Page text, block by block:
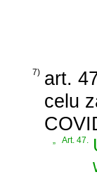
7) art.
celu
Art. 47.